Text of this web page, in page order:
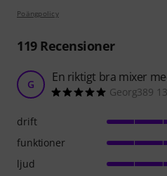
Poängpolicy
119Recensioner
G En riktigt bra mixer
Georg389
drift
funktioner
ljud